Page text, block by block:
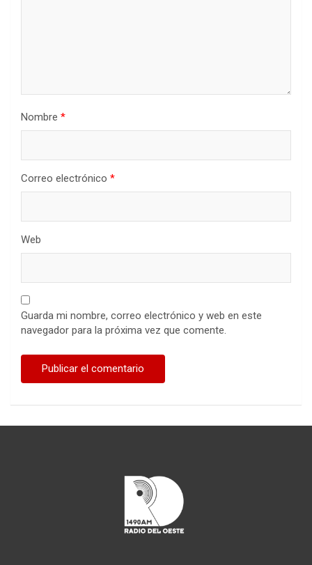
Nombre *
Correo electrónico *
Web
Guarda mi nombre, correo electrónico y web en este
navegador para la próxima vez que comente.